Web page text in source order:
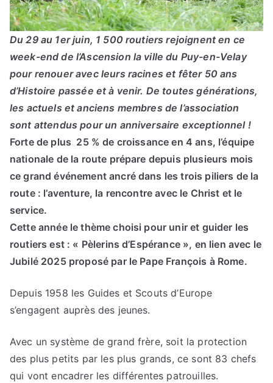
Du 29 au 1er juin, 1 500 routiers rejoignent en ce
week-end de l’Ascension la ville du Puy-en-Velay
pour renouer avec leurs racines et fêter 50 ans
d’Histoire passée et à venir. De toutes générations,
les actuels et anciens membres de l’association
sont attendus pour un anniversaire exceptionnel !
Forte de plus 25 % de croissance en 4 ans, l’équipe
nationale de la route prépare depuis plusieurs mois
ce grand événement ancré dans les trois piliers de la
route : l’aventure, la rencontre avec le Christ et le
service.
Cette année le thème choisi pour unir et guider les
routiers est : « Pèlerins d’Espérance », en lien avec le
Jubilé 2025 proposé par le Pape François à Rome.
Depuis 1958 les Guides et Scouts d’Europe
s’engagent auprès des jeunes.
Avec un système de grand frère, soit la protection
des plus petits par les plus grands, ce sont 83 chefs
qui vont encadrer les différentes patrouilles.